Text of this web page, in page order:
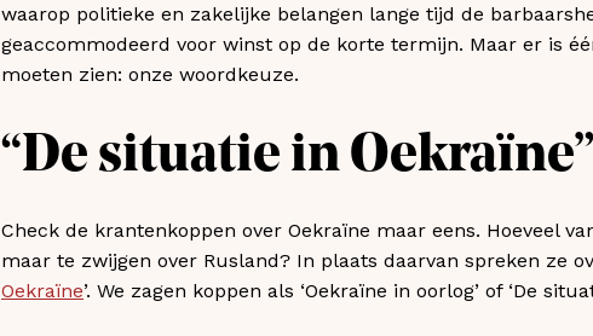
waarop politieke en zakelijke belangen lange tijd de
geaccommodeerd voor winst op de korte termijn. Maar er is
moeten zien: onze woordkeuze.
“De situatie in Oekraïne”
Check de krantenkoppen over Oekraïne maar eens. Hoeveel
maar te zwijgen over Rusland? In plaats daarvan spreken ze
Oekraïne’. We zagen koppen als ‘Oekraïne in oorlog’ of ‘De